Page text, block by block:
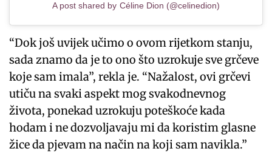
A post shared by Céline Dion (@celinedion)
“Dok još uvijek učimo o ovom rijetkom stanju,
sada znamo da je to ono što uzrokuje sve grčeve
koje sam imala”, rekla je. “Nažalost, ovi grčevi
utiču na svaki aspekt mog svakodnevnog
života, ponekad uzrokuju poteškoće kada
hodam i ne dozvoljavaju mi da koristim glasne
žice da pjevam na način na koji sam navikla.”